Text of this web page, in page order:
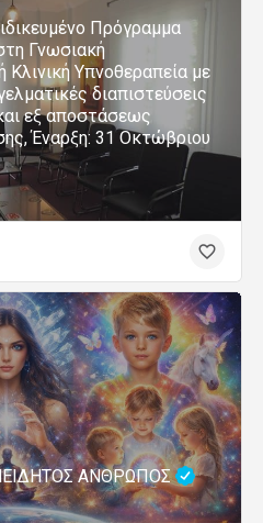
Πρόγραμμα
Γνωσιακή
Κλινική Υπνοθεραπεία με
διαπιστεύσεις
εξ αποστάσεως
Έναρξη: 31 Οκτώβριου
ΑΝΘΡΩΠΟΣ